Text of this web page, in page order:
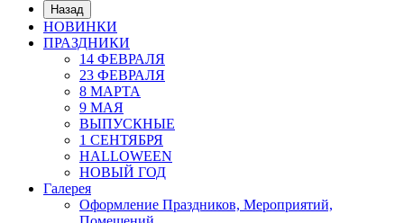
Назад
НОВИНКИ
ПРАЗДНИКИ
14 ФЕВРАЛЯ
23 ФЕВРАЛЯ
8 МАРТА
9 МАЯ
ВЫПУСКНЫЕ
1 СЕНТЯБРЯ
HALLOWEEN
НОВЫЙ ГОД
Галерея
Оформление Праздников, Мероприятий,